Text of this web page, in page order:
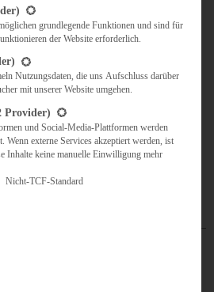
UNTERWEGS
UNTERWEGS
für die eine Einwilligung erteilt werden
grundlegende Funktionen und sind für
der Website erforderlich.
Nutzungsdaten, die uns Aufschluss darüber
mit unserer Website umgehen.
Provider)
und Social-Media-Plattformen werden
Wenn externe Services akzeptiert werden, ist
Inhalte keine manuelle Einwilligung mehr
Nicht-TCF-Standard